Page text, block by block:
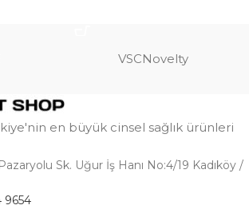
VSCNovelty
en büyük cinsel sağlık ürünleri
Sk. Uğur İş Hanı No:4/19 Kadıköy /
9654